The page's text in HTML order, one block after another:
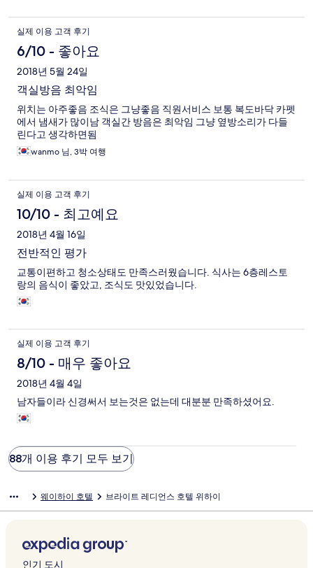
실제 이용 고객 후기
6/10 - 좋아요
2018년 5월 24일
객실방음 최악임
위치는 아주좋음 조식은 그냥좋음 직원서비스 보통 복도바닥 카펫
에서 냄새가 많이남 객실간 방음은 최악임 그냥 옆방소리가 다들
린다고 생각하면됨
wanmo 님, 3박 여행
실제 이용 고객 후기
10/10 - 최고예요
2018년 4월 16일
전반적인 평가
교통이편하고 청소상태도 만족스러웠습니다. 식사는 6층레스토
랑의 음식이 좋았고, 조식도 맛있었습니다.
실제 이용 고객 후기
8/10 - 매우 좋아요
2018년 4월 4일
남자들이라 신경써서 보는것은 없는데 대분분 만족하셨어요.
88개 이용 후기 모두 보기
웨이하이 호텔 브라이트 레디언스 호텔 위하이
인기 도시